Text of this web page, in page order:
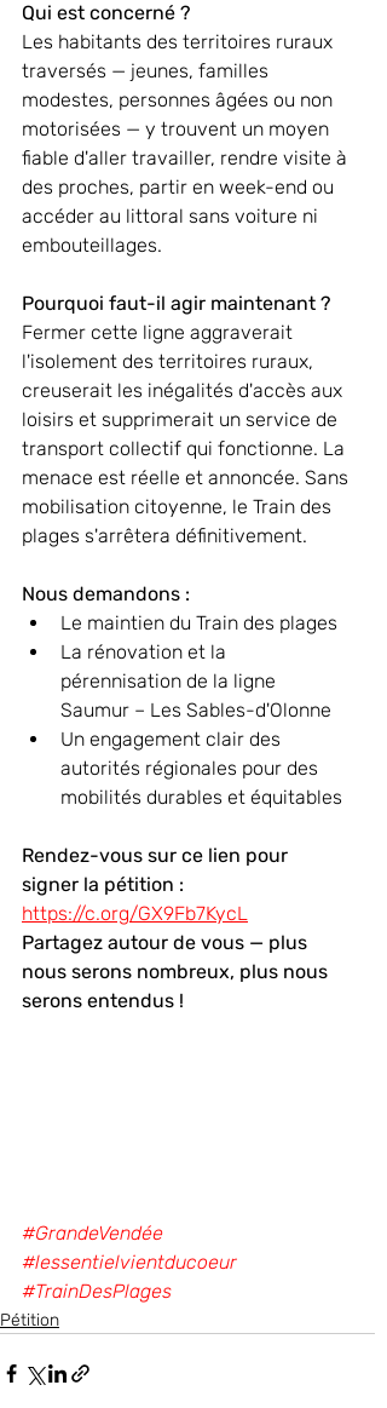
Qui est concerné ?
Les habitants des territoires ruraux
traversés — jeunes, familles
modestes, personnes âgées ou non
motorisées — y trouvent un moyen
fiable d'aller travailler, rendre visite à
des proches, partir en week-end ou
accéder au littoral sans voiture ni
embouteillages.
Pourquoi faut-il agir maintenant ?
Fermer cette ligne aggraverait
l'isolement des territoires ruraux,
creuserait les inégalités d'accès aux
loisirs et supprimerait un service de
transport collectif qui fonctionne. La
menace est réelle et annoncée. Sans
mobilisation citoyenne, le Train des
plages s'arrêtera définitivement.
Nous demandons :
Le maintien du Train des plages
La rénovation et la
pérennisation de la ligne
Saumur – Les Sables-d'Olonne
Un engagement clair des
autorités régionales pour des
mobilités durables et équitables
Rendez-vous sur ce lien pour
signer la pétition :
https://c.org/GX9Fb7KycL
Partagez autour de vous — plus
nous serons nombreux, plus nous
serons entendus !
#GrandeVendée
#lessentielvientducoeur
#TrainDesPlages
Pétition